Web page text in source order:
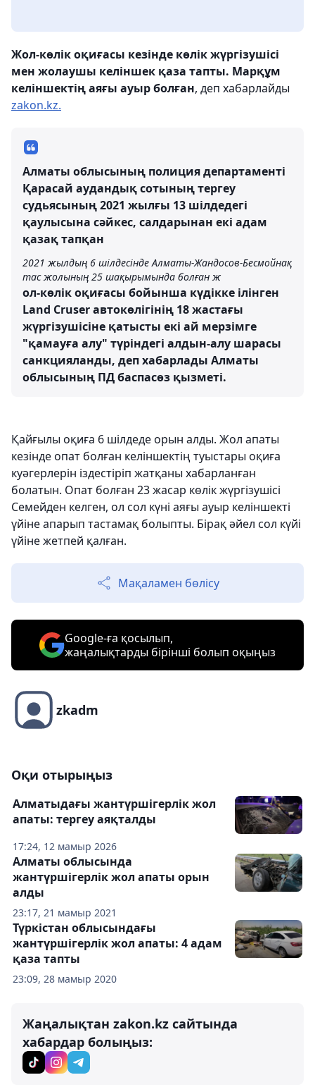
Жол-көлік оқиғасы кезінде көлік жүргізушісі
мен жолаушы келіншек қаза тапты. Марқұм
келіншектің аяғы ауыр болған, деп хабарлайды
zakon.kz.
Алматы облысының полиция департаменті
Қарасай аудандық сотының тергеу
судьясының 2021 жылғы 13 шілдедегі
қаулысына сәйкес, салдарынан екі адам
қазақ тапқан
2021 жылдың 6 шілдесінде Алматы-Жандосов-Бесмойнақ
тас жолының 25 шақырымында болған ж
ол-көлік оқиғасы бойынша күдікке ілінген
Land Cruser автокөлігінің 18 жастағы
жүргізушісіне қатысты екі ай мерзімге
"қамауға алу" түріндегі алдын-алу шарасы
санкцияланды, деп хабарлады Алматы
облысының ПД баспасөз қызметі.
Қайғылы оқиға 6 шілдеде орын алды. Жол апаты
кезінде опат болған келіншектің туыстары оқиға
куәгерлерін іздестіріп жатқаны хабарланған
болатын. Опат болған 23 жасар көлік жүргізушісі
Семейден келген, ол сол күні аяғы ауыр келіншекті
үйіне апарып тастамақ болыпты. Бірақ әйел сол күйі
үйіне жетпей қалған.
Мақаламен бөлісу
Google-ға қосылып,
жаңалықтарды бірінші болып оқыңыз
zkadm
Оқи отырыңыз
17:24, 12 мамыр 2026
Алматыдағы жантүршігерлік жол
апаты: тергеу аяқталды
23:17, 21 мамыр 2021
Алматы облысында
жантүршігерлік жол апаты орын
алды
23:09, 28 мамыр 2020
Түркістан облысындағы
жантүршігерлік жол апаты: 4 адам
қаза тапты
Жаңалықтан zakon.kz сайтында
хабардар болыңыз: